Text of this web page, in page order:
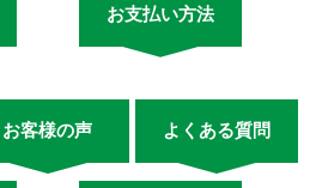
お支払い方法
お客様の声 よくある質問